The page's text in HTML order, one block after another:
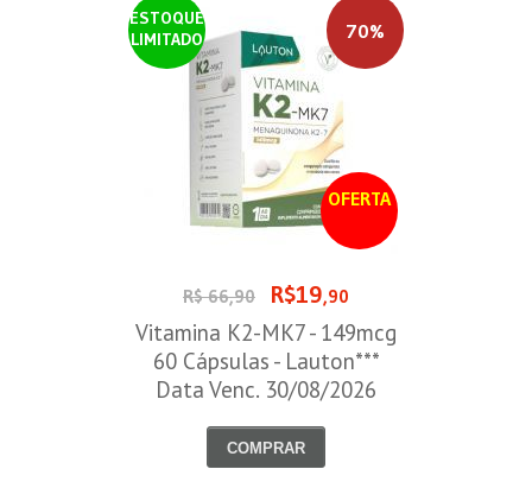
ESTOQUE
LIMITADO
OFERTA
70%
R$ 66,90 R$19,90
Vitamina K2-MK7 - 149mcg
60 Cápsulas - Lauton***
Data Venc. 30/08/2026
COMPRAR